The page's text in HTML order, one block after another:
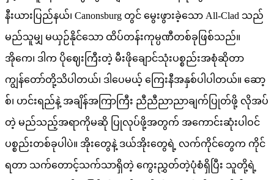
နီးယားပြည်နယ်၊ Canonsburg တွင် မွေးဖွားခဲ့သော All-Clad သည်
မည်သူမျှ မယှဉ်နိုင်သော ထိပ်တန်းကုမ္ပဏီတစ်ခုဖြစ်သည်။
အိုကေ၊ ဒါက ပိုဈေးကြီးတဲ့ မီးဖိုချောင်သုံးပစ္စည်းအစုံဆိုတာ
ကျွန်တော်တို့သိပါတယ်၊ ဒါပေမယ့် ကြေးနီအနှစ်ပါပါတယ်။ ဆော့
စ်၊ ဟင်းရည်နဲ့ အချိန်အကြာကြီး ညီညီညာညာချက်ပြုတ်ဖို့ လိုအပ်
တဲ့ မည်သည့်အရာကိုမဆို ပြုလုပ်ဖို့အတွက် အကောင်းဆုံးပါဝင်
ပစ္စည်းတစ်ခုပါပဲ။ အိုးတွေနဲ့ ဒယ်အိုးတွေရဲ့ လက်ကိုင်တွေက ကိုင်
ရတာ သက်တောင့်သက်သာရှိတဲ့ ကွေးညွှတ်တဲ့ပုံစံရှိပြီး သူတို့ရဲ့